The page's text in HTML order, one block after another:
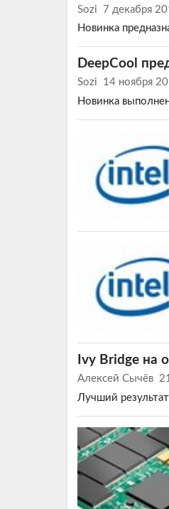
Sozi 7 декабря
Новинка
DeepCool
Sozi
14 ноября
Новинка
Ivy Bridge на
Алексей Сычёв
Лучший